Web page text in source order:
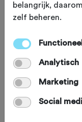
Op 29 juni is
belangrijk,
zelf beheren.
Functioneel
Analytisch
Marketing
Social